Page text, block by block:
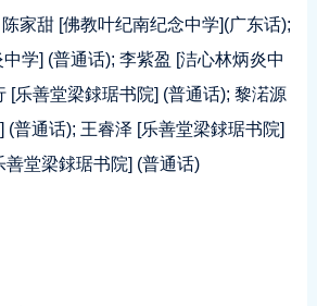
家甜 [佛教叶纪南纪念中学](广东话);
学] (普通话); 李紫盈 [洁心林炳炎中
[乐善堂梁銶琚书院] (普通话); 黎渃源
(普通话); 王睿泽 [乐善堂梁銶琚书院]
善堂梁銶琚书院] (普通话)